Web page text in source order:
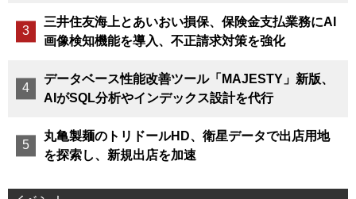
三井住友海上とあいおい損保、保険金支払業務にAI
画像検知機能を導入、不正請求対策を強化
データベース性能改善ツール「MAJESTY」新版、
AIがSQL分析やインデックス設計を代行
丸亀製麺のトリドールHD、衛星データで出店用地
を探索し、新規出店を加速